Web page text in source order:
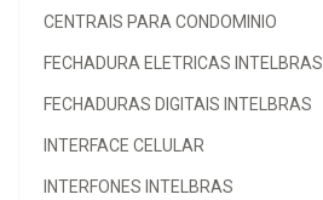
CENTRAIS PARA CONDOMINIO
FECHADURA ELETRICAS INTELBRAS
FECHADURAS DIGITAIS INTELBRAS
INTERFACE CELULAR
INTERFONES INTELBRAS